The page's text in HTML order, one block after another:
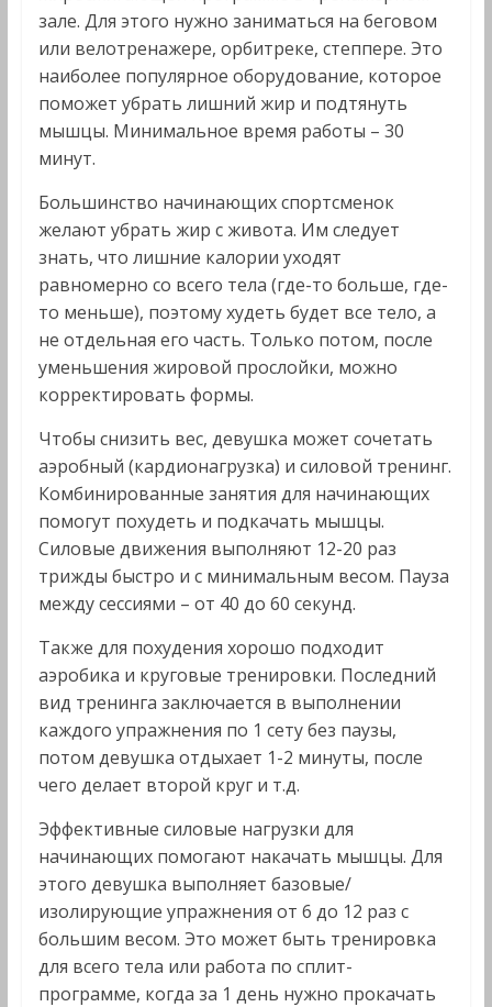
зале. Для этого нужно заниматься на беговом
или велотренажере, орбитреке, степпере. Это
наиболее популярное оборудование, которое
поможет убрать лишний жир и подтянуть
мышцы. Минимальное время работы – 30
минут.
Большинство начинающих спортсменок
желают убрать жир с живота. Им следует
знать, что лишние калории уходят
равномерно со всего тела (где-то больше, где-
то меньше), поэтому худеть будет все тело, а
не отдельная его часть. Только потом, после
уменьшения жировой прослойки, можно
корректировать формы.
Чтобы снизить вес, девушка может сочетать
аэробный (кардионагрузка) и силовой тренинг.
Комбинированные занятия для начинающих
помогут похудеть и подкачать мышцы.
Силовые движения выполняют 12-20 раз
трижды быстро и с минимальным весом. Пауза
между сессиями – от 40 до 60 секунд.
Также для похудения хорошо подходит
аэробика и круговые тренировки. Последний
вид тренинга заключается в выполнении
каждого упражнения по 1 сету без паузы,
потом девушка отдыхает 1-2 минуты, после
чего делает второй круг и т.д.
Эффективные силовые нагрузки для
начинающих помогают накачать мышцы. Для
этого девушка выполняет базовые/
изолирующие упражнения от 6 до 12 раз с
большим весом. Это может быть тренировка
для всего тела или работа по сплит-
программе, когда за 1 день нужно прокачать